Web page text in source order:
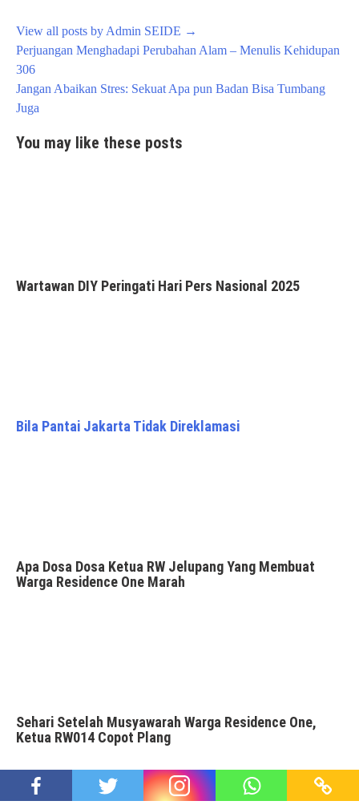
View all posts by Admin SEIDE →
Post
navigation
Perjuangan Menghadapi Perubahan Alam – Menulis Kehidupan
306
Jangan Abaikan Stres: Sekuat Apa pun Badan Bisa Tumbang
Juga
You may like these posts
Wartawan DIY Peringati Hari Pers Nasional 2025
Bila Pantai Jakarta Tidak Direklamasi
Apa Dosa Dosa Ketua RW Jelupang Yang Membuat
Warga Residence One Marah
Sehari Setelah Musyawarah Warga Residence One,
Ketua RW014 Copot Plang